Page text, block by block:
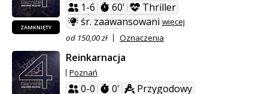
ZAMKNIĘTY
1-6 60'
Thriller
śr. zaawansowani więcej
od 150,00 zł
Oznaczenia
Reinkarnacja
Poznań
0-0 0' Przygodowy